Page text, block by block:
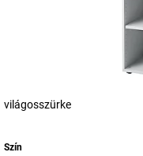
világosszürke
Szín